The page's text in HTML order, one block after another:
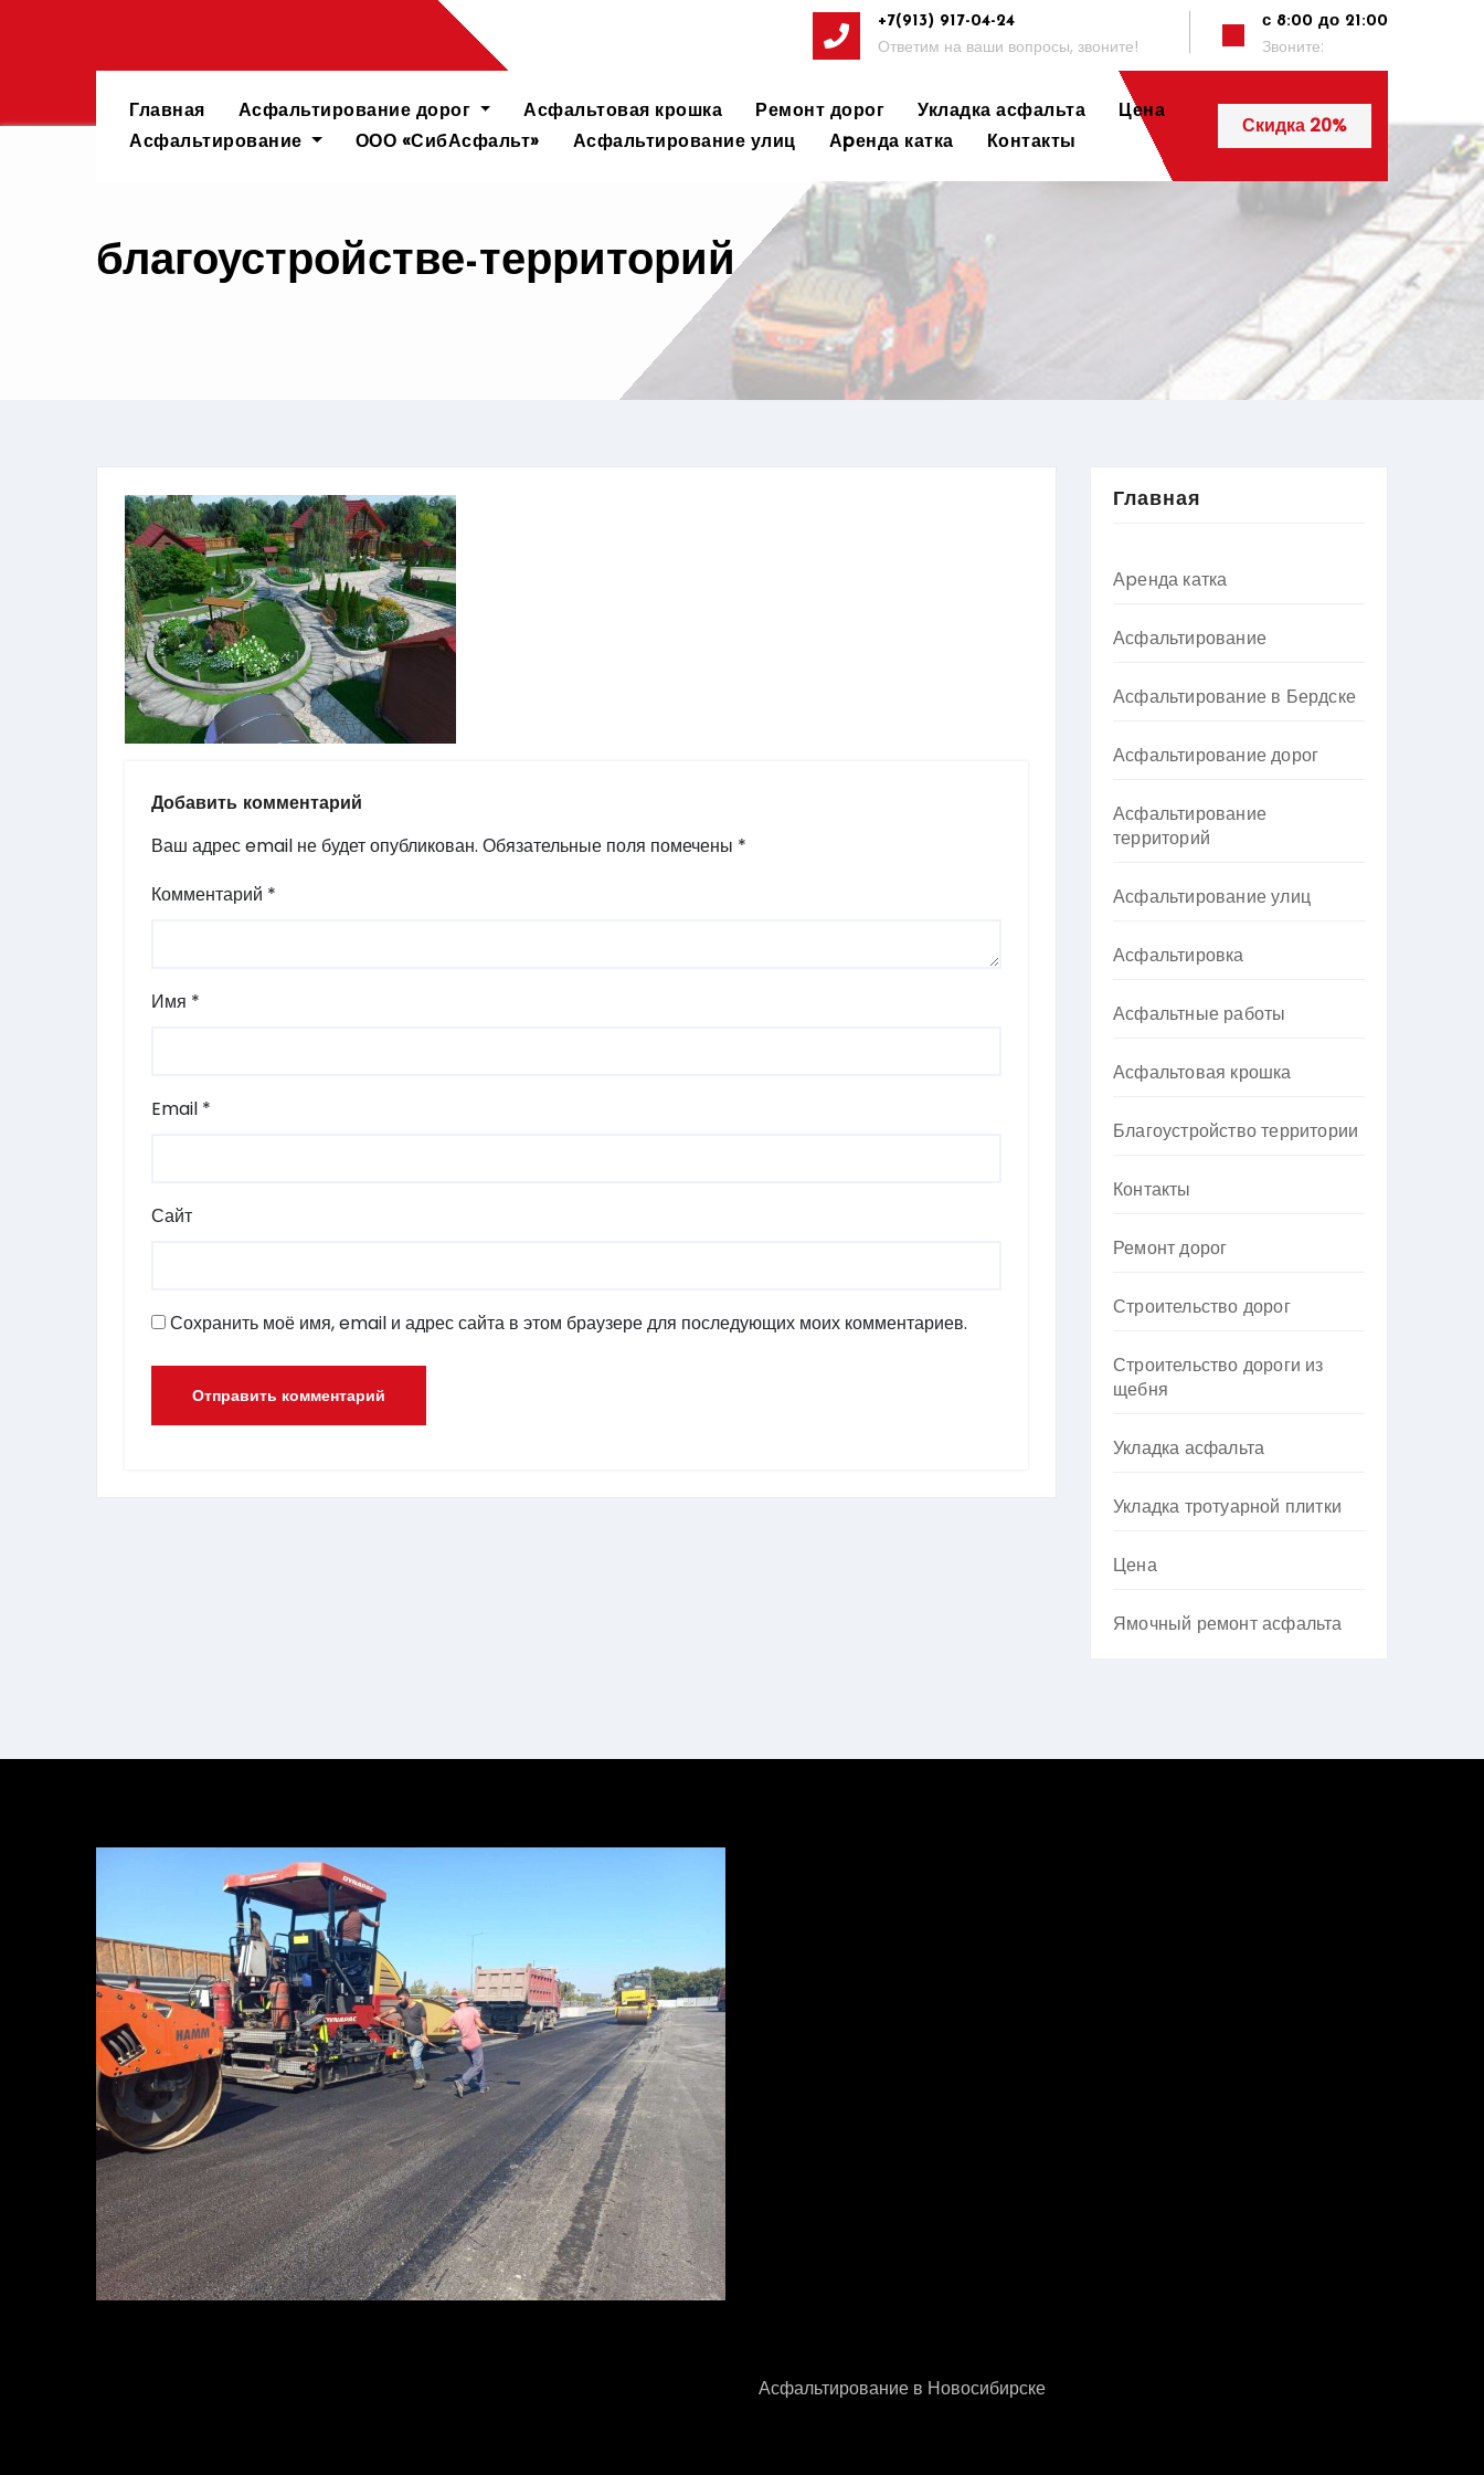
содержимому
+7(913) 917-04-24
Ответим на ваши вопросы, звоните!
с 8:00 до 21:00
Звоните:
Главная Асфальтирование дорог Асфальтовая крошка Ремонт дорог Укладка асфальта
Цена
Асфальтирование
ООО «СибАсфальт» Асфальтирование улиц Аpенда катка Контакты
Скидка 20%
благоустройстве-территорий
Добавить комментарий
Ваш адрес email не будет опубликован. Обязательные поля помечены *
Комментарий *
Имя *
Email *
Сайт
Сохранить моё имя, email и адрес сайта в этом браузере для последующих моих комментариев.
Главная
Аpенда катка
Асфальтирование
Асфальтирование в Бердске
Асфальтирование дорог
Асфальтирование
территорий
Асфальтирование улиц
Асфальтировка
Асфальтные работы
Асфальтовая крошка
Благоустройство территории
Контакты
Ремонт дорог
Строительство дорог
Строительство дороги из
щебня
Укладка асфальта
Укладка тротуарной плитки
Цена
Ямочный ремонт асфальта
Асфальтирование в Новосибирске